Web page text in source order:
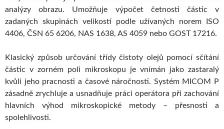
analýzy obrazu. Umožňuje výpočet četnosti částic v
zadaných skupinách velikostí podle užívaných norem ISO
4406, ČSN 65 6206, NAS 1638, AS 4059 nebo GOST 17216.
Klasický způsob určování třídy čistoty olejů pomocí sčítání
částic v zorném poli mikroskopu je vnímán jako zastaralý
kvůli jeho pracnosti a časové náročnosti. Systém MICOM P
zásadně zrychluje a usnadňuje práci operátora při zachování
hlavních výhod mikroskopické metody – přesnosti a
spolehlivosti.